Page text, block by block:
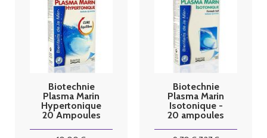
Biotechnie
Plasma Marin
Hypertonique
20 Ampoules
Biotechnie
Plasma Marin
Isotonique -
20 ampoules